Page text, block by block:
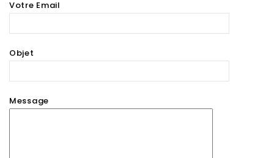
Votre Email
Objet
Message